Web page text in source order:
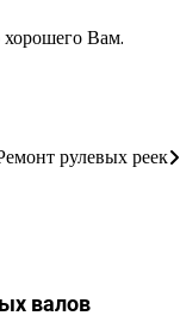
хорошего Вам.
рулевых реек
валов